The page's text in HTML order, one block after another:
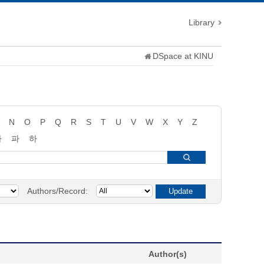
Library
DSpace at KINU
N O P Q R S T U V W X Y
Z
파
하
Authors/Record:
Author(s)